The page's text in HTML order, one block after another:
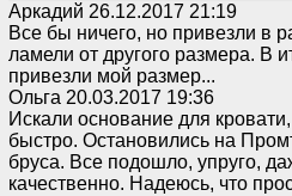
Аркадий 26.12.2017 21:19
Все бы ничего, но привезли в
ламели от другого размера. В
привезли мой размер...
Ольга 20.03.2017 19:36
Искали основание для
быстро. Остановились на
бруса. Все подошло, упруго,
качественно. Надеюсь, что